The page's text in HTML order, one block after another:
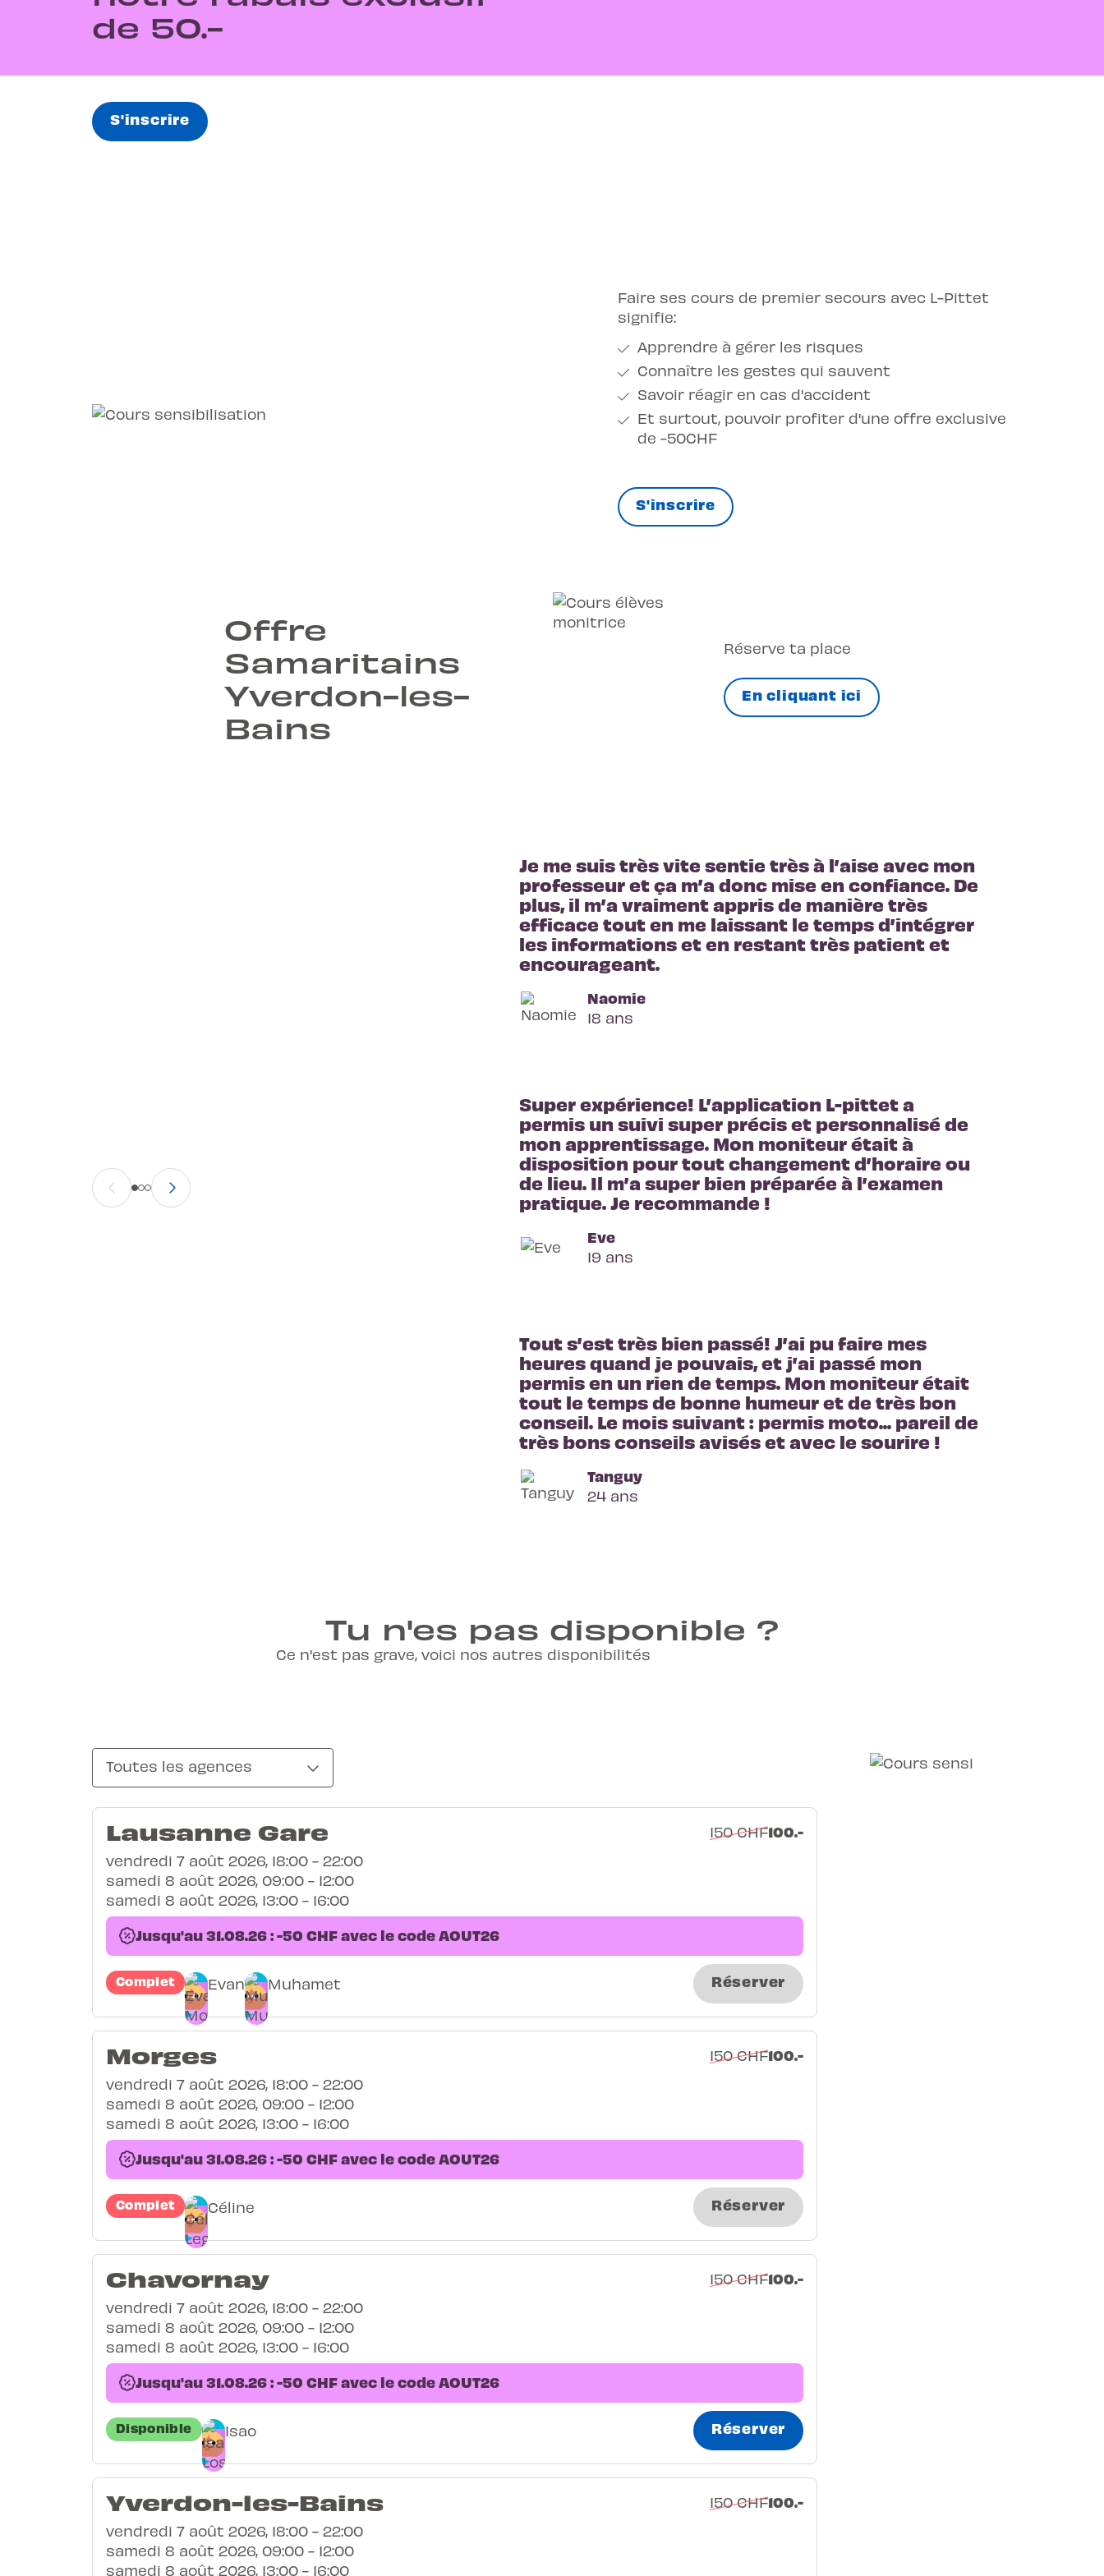
de 50.-
S'inscrire
Faire ses cours de premier secours avec L-Pittet
signifie:
Apprendre à gérer les risques
Connaître les gestes qui sauvent
Savoir réagir en cas d'accident
Et surtout, pouvoir profiter d'une offre exclusive
de -50CHF
S'inscrire
Offre
Samaritains
Yverdon-les-
Bains
Réserve ta place
En cliquant ici
Je me suis très vite sentie très à l’aise avec mon
professeur et ça m’a donc mise en confiance. De
plus, il m’a vraiment appris de manière très
efficace tout en me laissant le temps d’intégrer
les informations et en restant très patient et
encourageant.
Naomie
18 ans
Super expérience! L’application L-pittet a
permis un suivi super précis et personnalisé de
mon apprentissage. Mon moniteur était à
disposition pour tout changement d’horaire ou
de lieu. Il m’a super bien préparée à l’examen
pratique. Je recommande !
Eve
19 ans
Tout s’est très bien passé! J’ai pu faire mes
heures quand je pouvais, et j’ai passé mon
permis en un rien de temps. Mon moniteur était
tout le temps de bonne humeur et de très bon
conseil. Le mois suivant : permis moto... pareil de
très bons conseils avisés et avec le sourire !
Tanguy
24 ans
Tu n'es pas disponible ?
Ce n'est pas grave, voici nos autres disponibilités
Toutes les agences
Lausanne Gare 150 CHF100.-
vendredi 7 août 2026, 18:00 - 22:00
samedi 8 août 2026, 09:00 - 12:00
samedi 8 août 2026, 13:00 - 16:00
Jusqu'au 31.08.26 : -50 CHF avec le code AOUT26
Complet Evan Muhamet Réserver
Morges 150 CHF100.-
vendredi 7 août 2026, 18:00 - 22:00
samedi 8 août 2026, 09:00 - 12:00
samedi 8 août 2026, 13:00 - 16:00
Jusqu'au 31.08.26 : -50 CHF avec le code AOUT26
Complet Céline Réserver
Chavornay 150 CHF100.-
vendredi 7 août 2026, 18:00 - 22:00
samedi 8 août 2026, 09:00 - 12:00
samedi 8 août 2026, 13:00 - 16:00
Jusqu'au 31.08.26 : -50 CHF avec le code AOUT26
Disponible Isao Réserver
Yverdon-les-Bains 150 CHF100.-
vendredi 7 août 2026, 18:00 - 22:00
samedi 8 août 2026, 09:00 - 12:00
samedi 8 août 2026, 13:00 - 16:00